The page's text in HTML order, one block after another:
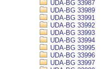
UDA-BG 33987
UDA-BG 33989
UDA-BG 33991
UDA-BG 33992
UDA-BG 33993
UDA-BG 33994
UDA-BG 33995
UDA-BG 33996
UDA-BG 33997